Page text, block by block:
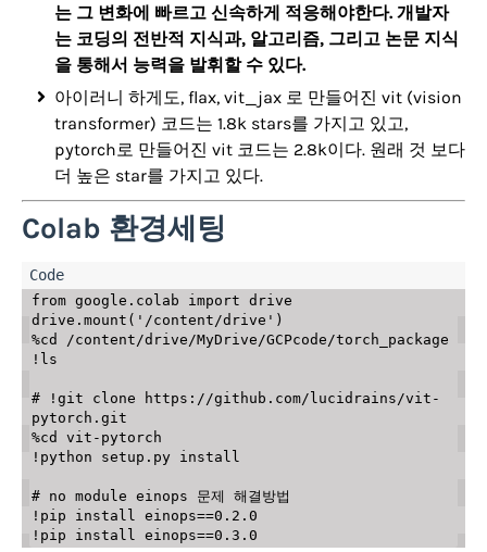
는 그 변화에 빠르고 신속하게 적응해야한다. 개발자
는 코딩의 전반적 지식과, 알고리즘, 그리고 논문 지식
을 통해서 능력을 발휘할 수 있다.
아이러니 하게도, flax, vit_jax 로 만들어진 vit (vision
transformer) 코드는 1.8k stars를 가지고 있고,
pytorch로 만들어진 vit 코드는 2.8k이다. 원래 것 보다
더 높은 star를 가지고 있다.
Colab 환경세팅
from google . colab import drive
drive . mount ( '/content/drive' )
%cd /content /drive /MyDrive /GCPcode /torch_package
!ls
# !git clone https://github.com/lucidrains/vit-
pytorch.git
%cd vit - pytorch
!python setup . py install
# no module einops 문제 해결방법
!pip install einops==0.2 . 0
!pip install einops==0.3 . 0